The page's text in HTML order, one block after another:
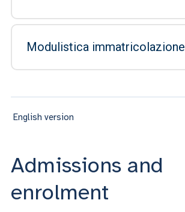
Modulistica immatricolazione
English version
Admissions and
enrolment